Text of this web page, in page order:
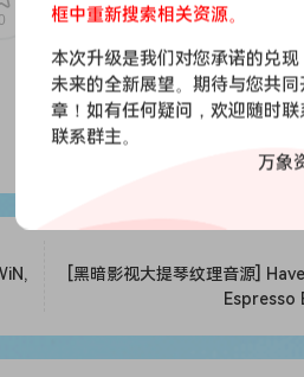
器的灵魂。
富有表现力的基础上，首次可以
并欣赏定义原版的独特合唱背景
合成器。不仅采样了每种乐器的
just a collection of sample
synthesizers and add
0
[黑暗影视大提琴纹理音源]
Espresso
框中重新搜索相关资源。
本次升级是我们对您承诺的兑
未来的全新展望。期待与您共
章！如有任何疑问，欢迎随时
联系群主。
万象